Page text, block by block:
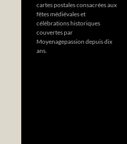
cartes postales consacrées aux
fêtes médiévales et
célébrations historiques
couvertes par
Moyenagepassion depuis dix
ans.